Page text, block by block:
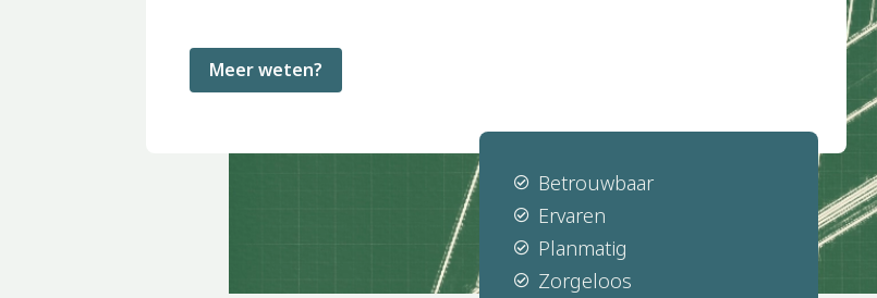
Meer weten?
 Betrouwbaar
 Ervaren
 Planmatig
 Zorgeloos